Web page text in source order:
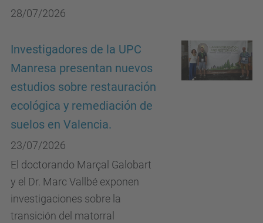
28/07/2026
Investigadores de la UPC
Manresa presentan nuevos
estudios sobre restauración
ecológica y remediación de
suelos en Valencia.
23/07/2026
El doctorando Marçal Galobart
y el Dr. Marc Vallbé exponen
investigaciones sobre la
transición del matorral